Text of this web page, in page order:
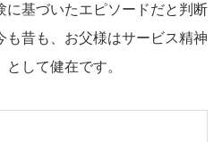
に基づいたエピソードだと判断
も昔も、お父様はサービス精神
して健在です。